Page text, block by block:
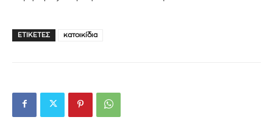
ΕΤΙΚΈΤΕΣ κατοικίδια